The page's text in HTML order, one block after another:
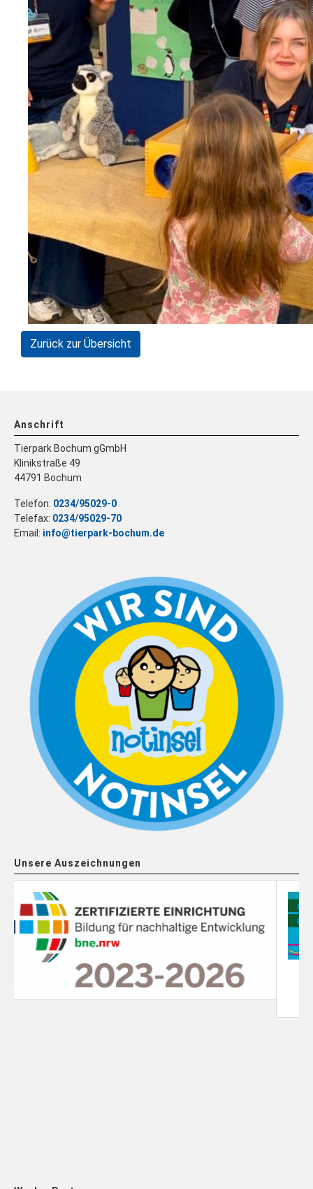
Zurück zur Übersicht
Anschrift
Tierpark Bochum gGmbH
Klinikstraße 49
44791 Bochum
Telefon: 0234/95029-0
Telefax: 0234/95029-70
Email: info@tierpark-bochum.de
Unsere Auszeichnungen